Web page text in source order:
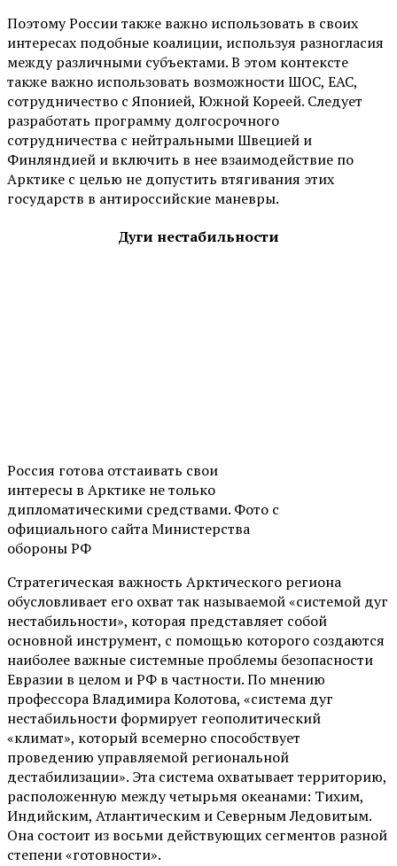
Поэтому России также важно использовать в своих
интересах подобные коалиции, используя разногласия
между различными субъектами. В этом контексте
также важно использовать возможности ШОС, ЕАС,
сотрудничество с Японией, Южной Кореей. Следует
разработать программу долгосрочного
сотрудничества с нейтральными Швецией и
Финляндией и включить в нее взаимодействие по
Арктике с целью не допустить втягивания этих
государств в антироссийские маневры.
Дуги нестабильности
Россия готова отстаивать свои
интересы в Арктике не только
дипломатическими средствами. Фото с
официального сайта Министерства
обороны РФ
Стратегическая важность Арктического региона
обусловливает его охват так называемой «системой дуг
нестабильности», которая представляет собой
основной инструмент, с помощью которого создаются
наиболее важные системные проблемы безопасности
Евразии в целом и РФ в частности. По мнению
профессора Владимира Колотова, «система дуг
нестабильности формирует геополитический
«климат», который всемерно способствует
проведению управляемой региональной
дестабилизации». Эта система охватывает территорию,
расположенную между четырьмя океанами: Тихим,
Индийским, Атлантическим и Северным Ледовитым.
Она состоит из восьми действующих сегментов разной
степени «готовности».